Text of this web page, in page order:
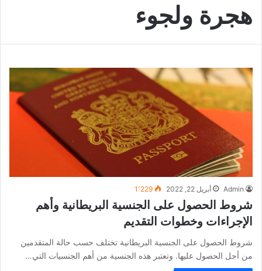
هجرة ولجوء
Admin أبريل 22, 2022 1٬229
شروط الحصول على الجنسية البريطانية وأهم
الإجراءات وخطوات التقديم
شروط الحصول على الجنسية البريطانية تختلف حسب حالة المتقدمين
من أجل الحصول عليها. وتعتبر هذه الجنسية من أهم الجنسيات التي…